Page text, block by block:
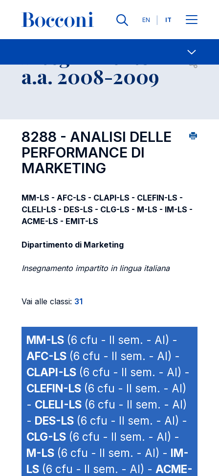
Lingue
EN IT
-
a.a. 2008-2009 Open
8288 - ANALISI DELLE
PERFORMANCE DI
MARKETING
MM-LS - AFC-LS - CLAPI-LS - CLEFIN-LS -
CLELI-LS - DES-LS - CLG-LS - M-LS - IM-LS -
ACME-LS - EMIT-LS
Dipartimento di Marketing
Insegnamento impartito in lingua italiana
Vai alle classi: 31
MM-LS (6 cfu - II sem. - AI) -
AFC-LS (6 cfu - II sem. - AI) -
CLAPI-LS (6 cfu - II sem. - AI) -
CLEFIN-LS (6 cfu - II sem. - AI)
- CLELI-LS (6 cfu - II sem. - AI)
- DES-LS (6 cfu - II sem. - AI) -
CLG-LS (6 cfu - II sem. - AI) -
M-LS (6 cfu - II sem. - AI) - IM-
LS (6 cfu - II sem. - AI) - ACME-